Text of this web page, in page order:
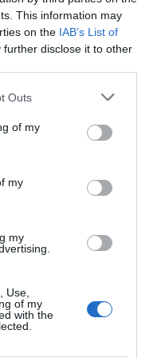
This information may
on the IAB’s List of
further disclose it to other
Outs
of my
my
my
Use,
of my
with the
Catalunya SA deu
el Grupo Pra,
y
milions d'euros;
86,1
de Edificación, 86
d'euros; Arenal
Fadesa, 65,3
de la Hita,